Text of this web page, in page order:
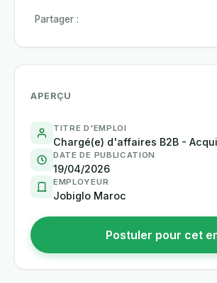
Partager :
APERÇU
TITRE D'EMPLOI
Chargé(e) d'affaires B2B -
DATE DE PUBLICATION
19/04/2026
EMPLOYEUR
Jobiglo Maroc
Postuler pour cet